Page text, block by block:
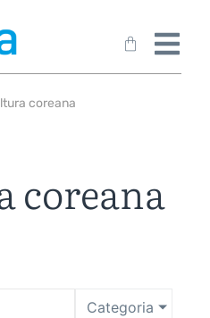
coreana
coreana
Categoria